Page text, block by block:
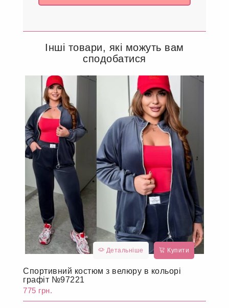
Інші товари, які можуть вам
сподобатися
Детальніше Купити
Спортивний костюм з велюру в кольорі
графіт №97221
775 грн.